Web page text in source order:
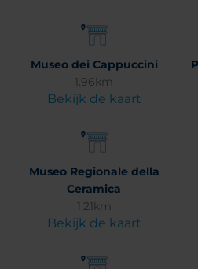
Museo dei Cappuccini
1.96km
Bekijk de kaart
Museo Regionale della
Ceramica
1.21km
Bekijk de kaart